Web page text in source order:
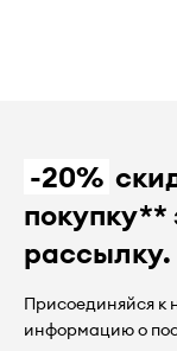
-20%
покупку**
рассылку.
Присоединяйся к
информацию о